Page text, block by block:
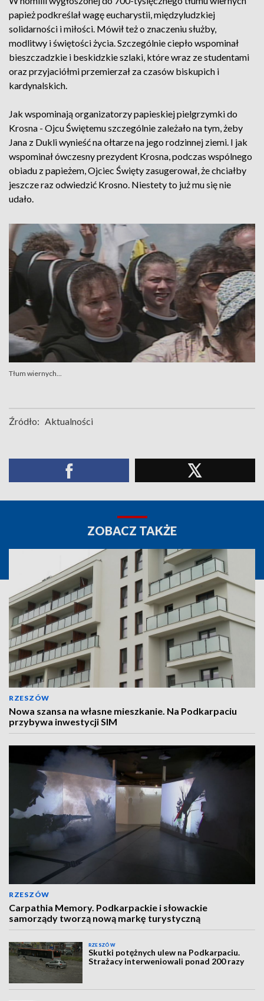
papież podkreślał wagę eucharystii, międzyludzkiej
solidarności i miłości. Mówił też o znaczeniu służby,
modlitwy i świętości życia. Szczególnie ciepło wspominał
bieszczadzkie i beskidzkie szlaki, które wraz ze studentami
oraz przyjaciółmi przemierzał za czasów biskupich i
kardynalskich.
Jak wspominają organizatorzy papieskiej pielgrzymki do
Krosna - Ojcu Świętemu szczególnie zależało na tym, żeby
Jana z Dukli wynieść na ołtarze na jego rodzinnej ziemi. I jak
wspominał ówczesny prezydent Krosna, podczas wspólnego
obiadu z papieżem, Ojciec Święty zasugerował, że chciałby
jeszcze raz odwiedzić Krosno. Niestety to już mu się nie
udało.
Tłum wiernych...
Źródło: Aktualności
ZOBACZ TAKŻE
RZESZÓW
Nowa szansa na własne mieszkanie. Na Podkarpaciu
przybywa inwestycji SIM
RZESZÓW
Carpathia Memory. Podkarpackie i słowackie
samorządy tworzą nową markę turystyczną
RZESZÓW
Skutki potężnych ulew na Podkarpaciu.
Strażacy interweniowali ponad 200 razy